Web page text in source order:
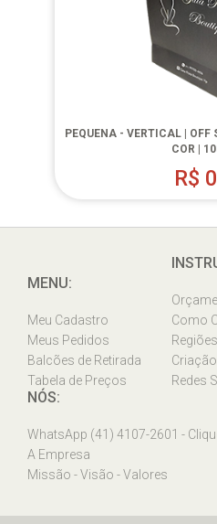
PEQUENA - VERTICAL | OFF
COR |
R$
MENU:
Meu Cadastro
Meus Pedidos
Balcões de Retirada
Tabela de Preços
Como
Redes
NÓS:
WhatsApp (41) 4107-2601 -
A Empresa
Missão - Visão - Valores